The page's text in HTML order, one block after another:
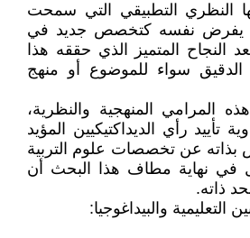
النظري التطبيقي التي سمحت
أن يفرض نفسه كتخصص جديد في
النجاح المتميز الذي حققه هذا
الدقيق سواء للموضوع أو منهج
المرامي المنهجية والنظرية،
تأييد رأي الديداكتيكيين المؤيد
بذاته عن تخصصات علوم التربية
في نهاية مطاف هذا البحث أن
ذاته.
التعليمية والبيداغوجيا: